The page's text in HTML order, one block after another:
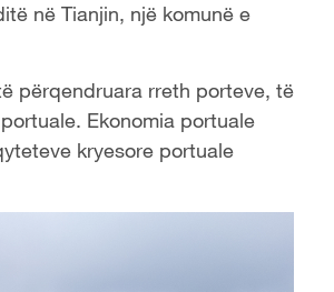
në Tianjin, një komunë e
përqendruara rreth porteve, të
Ekonomia portuale
kryesore portuale